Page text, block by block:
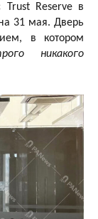
Trust Reserve в
31 мая. Дверь
в котором
никакого